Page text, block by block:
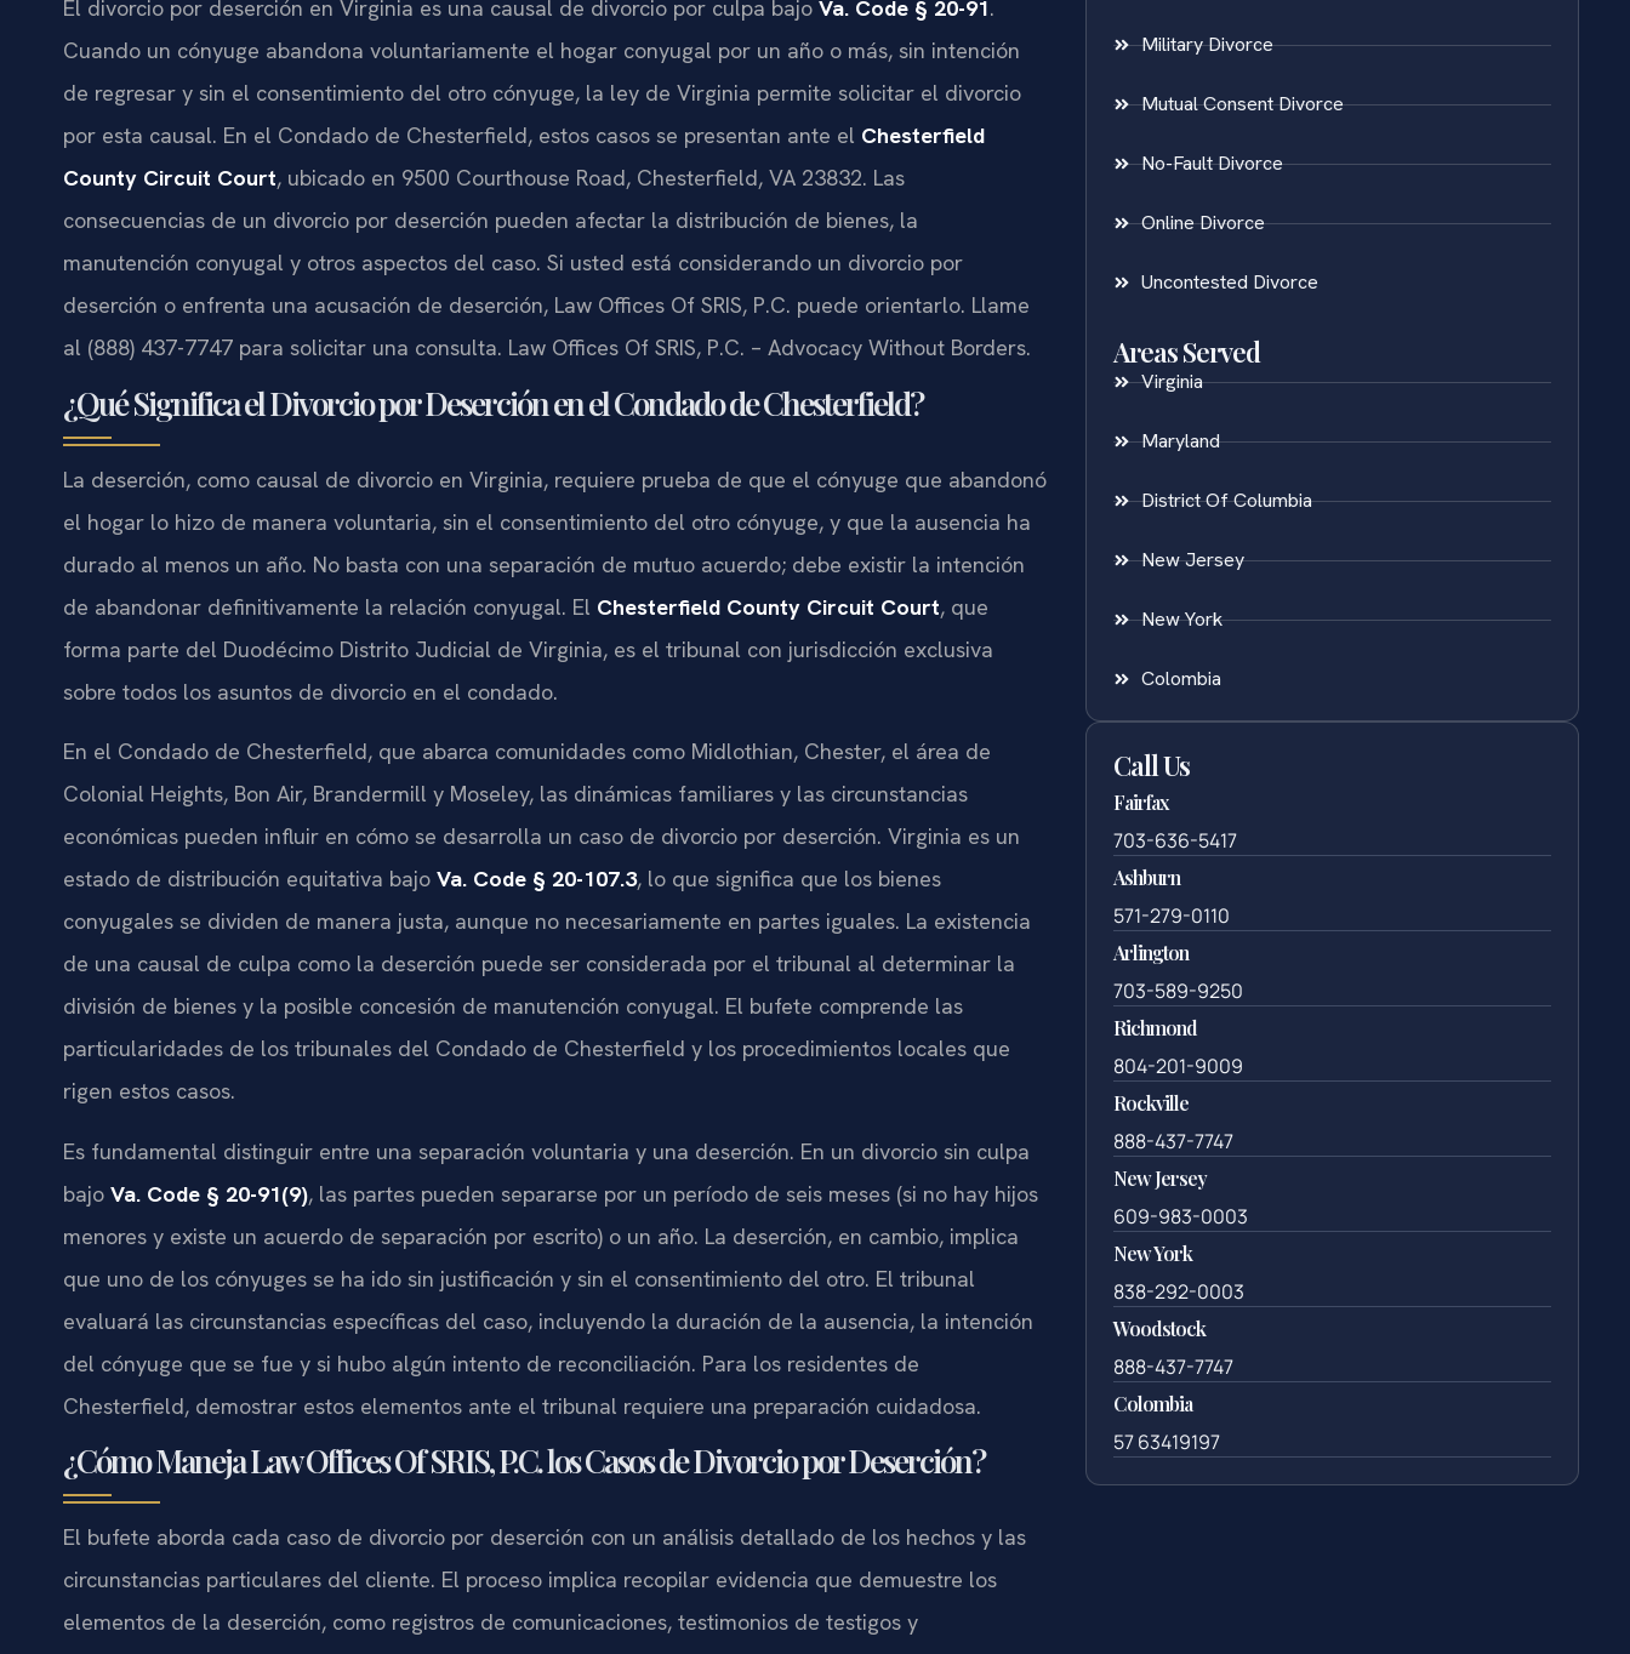
El divorcio por deserción en Virginia es una causal de divorcio por culpa bajo Va. Code § 20-91.
Cuando un cónyuge abandona voluntariamente el hogar conyugal por un año o más, sin intención
de regresar y sin el consentimiento del otro cónyuge, la ley de Virginia permite solicitar el divorcio
por esta causal. En el Condado de Chesterfield, estos casos se presentan ante el Chesterfield
County Circuit Court, ubicado en 9500 Courthouse Road, Chesterfield, VA 23832. Las
consecuencias de un divorcio por deserción pueden afectar la distribución de bienes, la
manutención conyugal y otros aspectos del caso. Si usted está considerando un divorcio por
deserción o enfrenta una acusación de deserción, Law Offices Of SRIS, P.C. puede orientarlo. Llame
al (888) 437-7747 para solicitar una consulta. Law Offices Of SRIS, P.C. – Advocacy Without Borders.
¿Qué Significa el Divorcio por Deserción en el Condado de Chesterfield?
La deserción, como causal de divorcio en Virginia, requiere prueba de que el cónyuge que abandonó
el hogar lo hizo de manera voluntaria, sin el consentimiento del otro cónyuge, y que la ausencia ha
durado al menos un año. No basta con una separación de mutuo acuerdo; debe existir la intención
de abandonar definitivamente la relación conyugal. El Chesterfield County Circuit Court, que
forma parte del Duodécimo Distrito Judicial de Virginia, es el tribunal con jurisdicción exclusiva
sobre todos los asuntos de divorcio en el condado.
En el Condado de Chesterfield, que abarca comunidades como Midlothian, Chester, el área de
Colonial Heights, Bon Air, Brandermill y Moseley, las dinámicas familiares y las circunstancias
económicas pueden influir en cómo se desarrolla un caso de divorcio por deserción. Virginia es un
estado de distribución equitativa bajo Va. Code § 20-107.3, lo que significa que los bienes
conyugales se dividen de manera justa, aunque no necesariamente en partes iguales. La existencia
de una causal de culpa como la deserción puede ser considerada por el tribunal al determinar la
división de bienes y la posible concesión de manutención conyugal. El bufete comprende las
particularidades de los tribunales del Condado de Chesterfield y los procedimientos locales que
rigen estos casos.
Es fundamental distinguir entre una separación voluntaria y una deserción. En un divorcio sin culpa
bajo Va. Code § 20-91(9), las partes pueden separarse por un período de seis meses (si no hay hijos
menores y existe un acuerdo de separación por escrito) o un año. La deserción, en cambio, implica
que uno de los cónyuges se ha ido sin justificación y sin el consentimiento del otro. El tribunal
evaluará las circunstancias específicas del caso, incluyendo la duración de la ausencia, la intención
del cónyuge que se fue y si hubo algún intento de reconciliación. Para los residentes de
Chesterfield, demostrar estos elementos ante el tribunal requiere una preparación cuidadosa.
¿Cómo Maneja Law Offices Of SRIS, P.C. los Casos de Divorcio por Deserción?
El bufete aborda cada caso de divorcio por deserción con un análisis detallado de los hechos y las
circunstancias particulares del cliente. El proceso implica recopilar evidencia que demuestre los
elementos de la deserción, como registros de comunicaciones, testimonios de testigos y
Military Divorce
Mutual Consent Divorce
No-Fault Divorce
Online Divorce
Uncontested Divorce
Areas Served
Virginia
Maryland
District Of Columbia
New Jersey
New York
Colombia
Call Us
Fairfax
703-636-5417
Ashburn
571-279-0110
Arlington
703-589-9250
Richmond
804-201-9009
Rockville
888-437-7747
New Jersey
609-983-0003
New York
838-292-0003
Woodstock
888-437-7747
Colombia
57 63419197